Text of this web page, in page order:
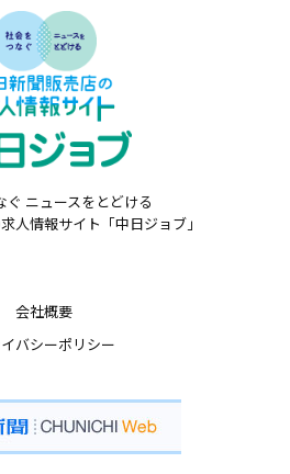
ぐ ニュースをとどける
人情報サイト「中日ジョブ」
会社概要
バシーポリシー